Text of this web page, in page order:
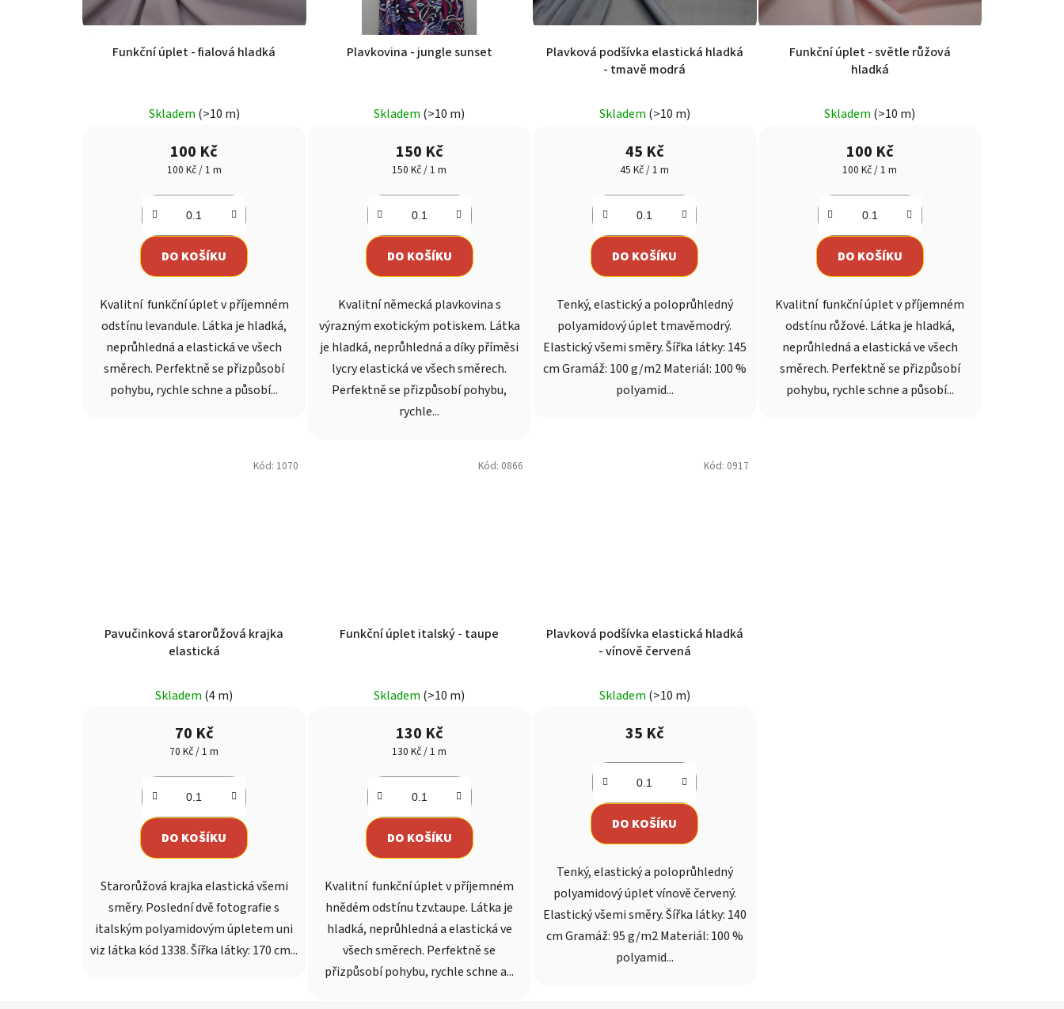
Funkční úplet - fialová hladká
Skladem (>10 m)
100 Kč
Měrná
100 Kč / 1 m
DO KOŠÍKU
Kvalitní funkční úplet v příjemném
odstínu levandule. Látka je hladká,
neprůhledná a elastická ve všech
směrech. Perfektně se přizpůsobí
pohybu, rychle schne a působí...
Plavkovina - jungle sunset
Skladem (>10 m)
150 Kč
Měrná
150 Kč / 1 m
DO KOŠÍKU
Kvalitní německá plavkovina s
výrazným exotickým potiskem. Látka
je hladká, neprůhledná a díky příměsi
lycry elastická ve všech směrech.
Perfektně se přizpůsobí pohybu,
rychle...
Plavková podšívka elastická hladká
- tmavě modrá
Skladem (>10 m)
45 Kč
Měrná
45 Kč / 1 m
DO KOŠÍKU
Tenký, elastický a poloprůhledný
polyamidový úplet tmavěmodrý.
Elastický všemi směry. Šířka látky: 145
cm Gramáž: 100 g/m2 Materiál: 100 %
polyamid...
Funkční úplet - světle růžová
hladká
Skladem (>10 m)
100 Kč
Měrná
100 Kč / 1 m
DO KOŠÍKU
Kvalitní funkční úplet v příjemném
odstínu růžové. Látka je hladká,
neprůhledná a elastická ve všech
směrech. Perfektně se přizpůsobí
pohybu, rychle schne a působí...
Pavučinková starorůžová krajka
elastická
hodnocení
produktu
je
z
hvězdiček.
Skladem (4 m)
70 Kč
Měrná
70 Kč / 1 m
DO KOŠÍKU
Starorůžová krajka elastická všemi
směry. Poslední dvě fotografie s
italským polyamidovým úpletem uni
viz látka kód 1338. Šířka látky: 170 cm...
Kód: 1070
Funkční úplet italský - taupe
Skladem (>10 m)
130 Kč
Měrná
130 Kč / 1 m
DO KOŠÍKU
Kvalitní funkční úplet v příjemném
hnědém odstínu tzv.taupe. Látka je
hladká, neprůhledná a elastická ve
všech směrech. Perfektně se
přizpůsobí pohybu, rychle schne a...
Kód: 0866
Plavková podšívka elastická hladká
- vínově červená
Skladem (>10 m)
35 Kč
DO KOŠÍKU
Tenký, elastický a poloprůhledný
polyamidový úplet vínově červený.
Elastický všemi směry. Šířka látky: 140
cm Gramáž: 95 g/m2 Materiál: 100 %
polyamid...
Kód: 0917